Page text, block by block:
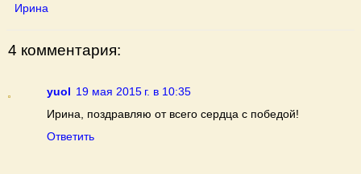
Ирина
4 комментария:
yuol 19 мая 2015 г. в 10:35
Ирина, поздравляю от всего сердца с победой!
Ответить